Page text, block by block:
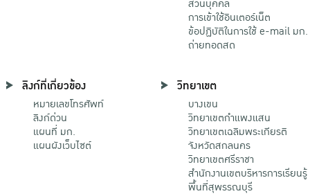
ส่วนบุคคล
การเข้าใช้อินเตอร์เน็ต
ข้อปฏิบัติในการใช้ e-mail มก.
ถ่ายทอดสด
ลิงก์ที่เกี่ยวข้อง
หมายเลขโทรศัพท์
ลิงก์ด่วน
แผนที่ มก.
แผนผังเว็บไซต์
วิทยาเขต
บางเขน
วิทยาเขตกําแพงแสน
วิทยาเขตเฉลิมพระเกียรติ
จังหวัดสกลนคร
วิทยาเขตศรีราชา
สำนักงานเขตบริหารการเรียนรู้
พื้นที่สุพรรณบุรี